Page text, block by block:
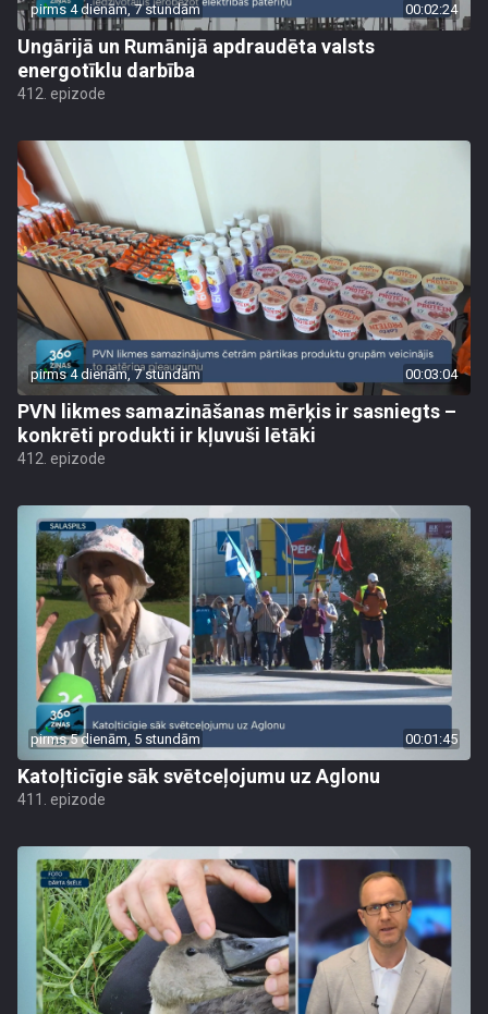
pirms 4 dienām, 7 stundām 00:02:24
Ungārijā un Rumānijā apdraudēta valsts
energotīklu darbība
412. epizode
pirms 4 dienām, 7 stundām 00:03:04
PVN likmes samazināšanas mērķis ir sasniegts –
konkrēti produkti ir kļuvuši lētāki
412. epizode
pirms 5 dienām, 5 stundām 00:01:45
Katoļticīgie sāk svētceļojumu uz Aglonu
411. epizode